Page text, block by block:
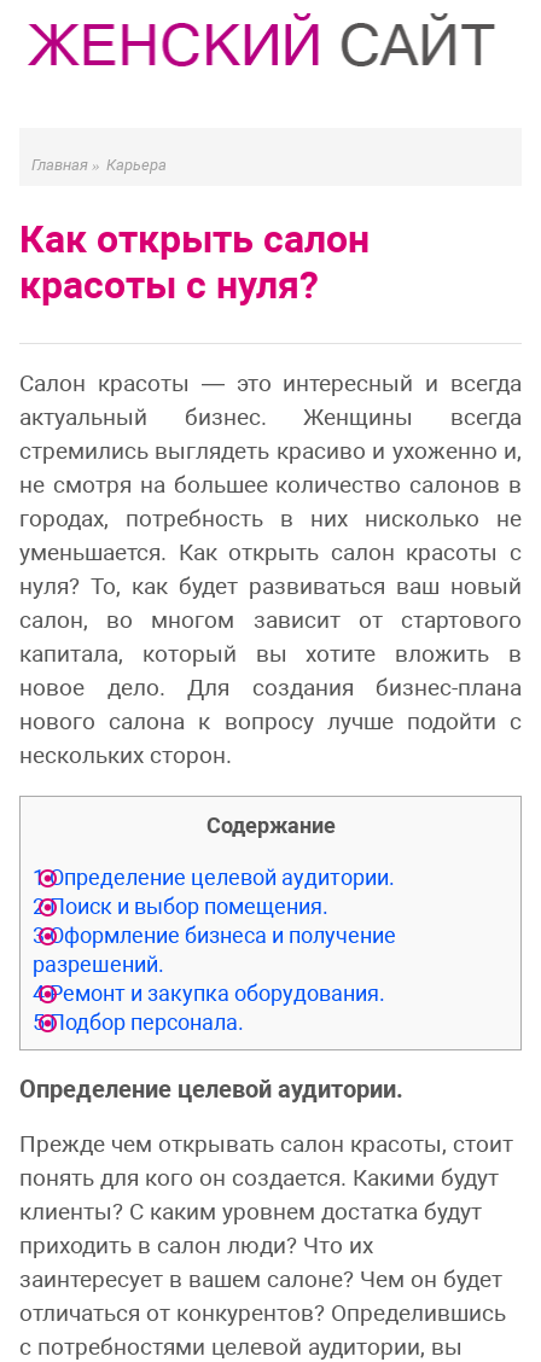
Главная » Карьера
Как открыть салон
красоты с нуля?
Салон красоты — это интересный и всегда
актуальный бизнес. Женщины всегда
стремились выглядеть красиво и ухоженно и,
не смотря на большее количество салонов в
городах, потребность в них нисколько не
уменьшается. Как открыть салон красоты с
нуля? То, как будет развиваться ваш новый
салон, во многом зависит от стартового
капитала, который вы хотите вложить в
новое дело. Для создания бизнес-плана
нового салона к вопросу лучше подойти с
нескольких сторон.
Содержание
1Определение целевой аудитории.
2Поиск и выбор помещения.
3Оформление бизнеса и получение
разрешений.
4Ремонт и закупка оборудования.
5Подбор персонала.
Определение целевой аудитории.
Прежде чем открывать салон красоты, стоит
понять для кого он создается. Какими будут
клиенты? С каким уровнем достатка будут
приходить в салон люди? Что их
заинтересует в вашем салоне? Чем он будет
отличаться от конкурентов? Определившись
с потребностями целевой аудитории, вы